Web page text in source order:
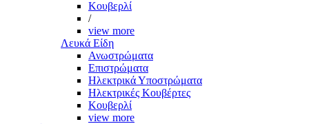
Κουβερλί
/
view more
Λευκά Είδη
Ανωστρώματα
Επιστρώματα
Ηλεκτρικά Υποστρώματα
Ηλεκτρικές Κουβέρτες
Κουβερλί
view more